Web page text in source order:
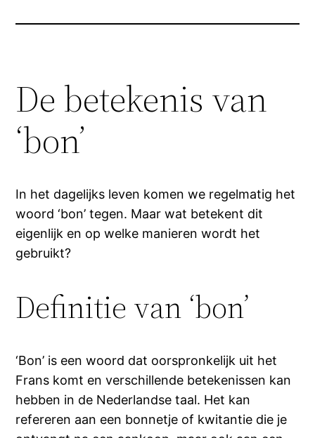
De betekenis van
‘bon’
In het dagelijks leven komen we regelmatig het
woord ‘bon’ tegen. Maar wat betekent dit
eigenlijk en op welke manieren wordt het
gebruikt?
Definitie van ‘bon’
‘Bon’ is een woord dat oorspronkelijk uit het
Frans komt en verschillende betekenissen kan
hebben in de Nederlandse taal. Het kan
refereren aan een bonnetje of kwitantie die je